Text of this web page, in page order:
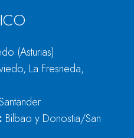
(Asturias)
La Fresneda,
Bilbao y Donostia/San